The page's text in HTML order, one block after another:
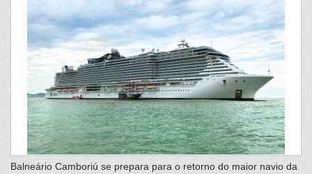
Balneário Camboriú se prepara para o retorno do maior navio da